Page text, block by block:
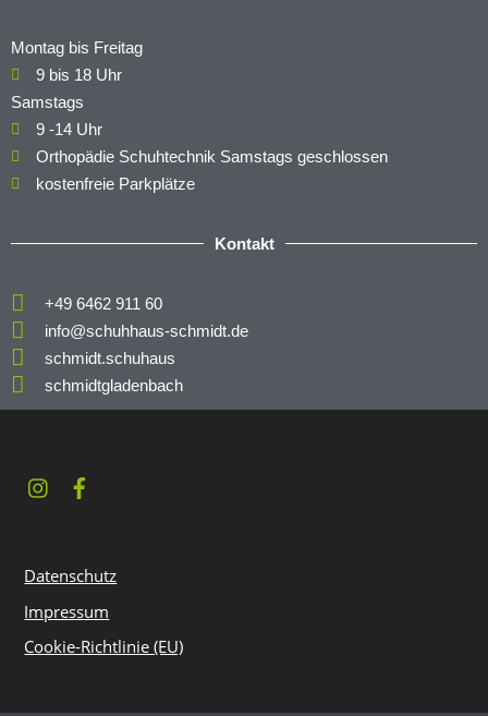
Montag bis Freitag
9 bis 18 Uhr
Samstags
9 -14 Uhr
Orthopädie Schuhtechnik Samstags geschlossen
kostenfreie Parkplätze
Kontakt
+49 6462 911 60
info@schuhhaus-schmidt.de
schmidt.schuhaus
schmidtgladenbach
Datenschutz
Impressum
Cookie-Richtlinie (EU)